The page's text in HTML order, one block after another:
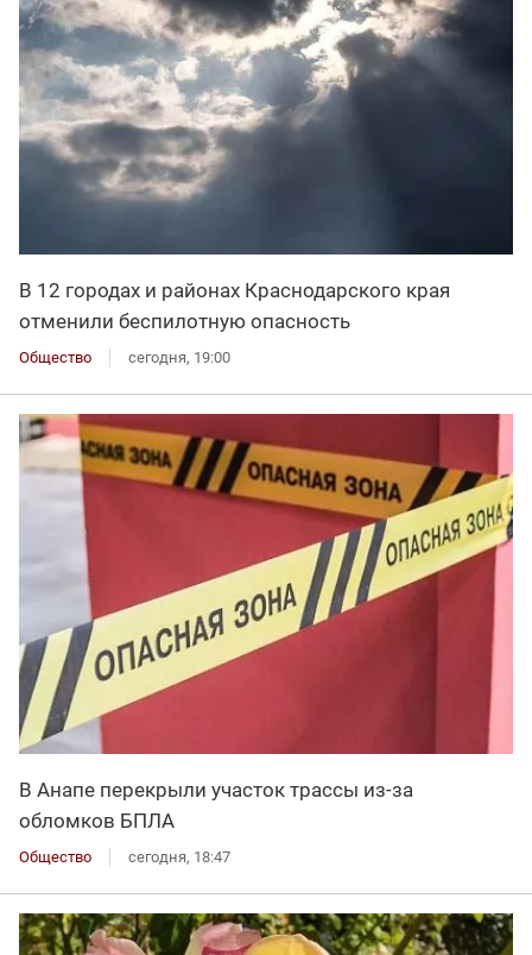
В 12 городах и районах Краснодарского края
отменили беспилотную опасность
Общество сегодня, 19:00
В Анапе перекрыли участок трассы из-за
обломков БПЛА
Общество сегодня, 18:47